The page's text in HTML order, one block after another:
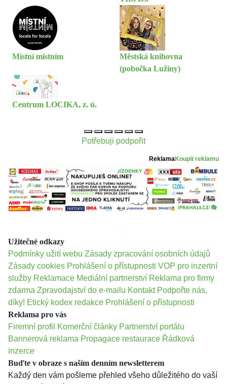
Místní místním
Městská knihovna
(pobočka Lužiny)
Centrum LOCIKA, z. ú.
Potřebuji podpořit
ReklamaKoupit reklamu
Užitečné odkazy
Podmínky užití webu Zásady zpracování osobních údajů
Zásady cookies Prohlášení o přístupnosti VOP pro inzertní
služby Reklamace Mediální partnerství Reklama pro firmy
zdarma Zpravodajství do e-mailu Kontakt Podpořte nás,
díky! Etický kodex redakce Prohlášení o přístupnosti
Reklama pro vás
Firemní profil
Komerční články Partnerství portálu
Bannerová reklama Propagace restaurace Řádková
inzerce
Buďte v obraze s naším denním newsletterem
Každý den vám pošleme přehled všeho důležitého do vaší